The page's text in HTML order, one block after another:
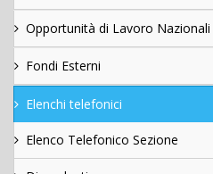
Opportunità di Lavoro Nazionali
Fondi Esterni
Elenchi telefonici
Elenco Telefonico Sezione